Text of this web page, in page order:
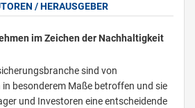
/ HERAUSGEBER
im Zeichen der Nachhaltigkeit
sind von
besonderem Maße betroffen und sie
und Investoren eine entscheidende